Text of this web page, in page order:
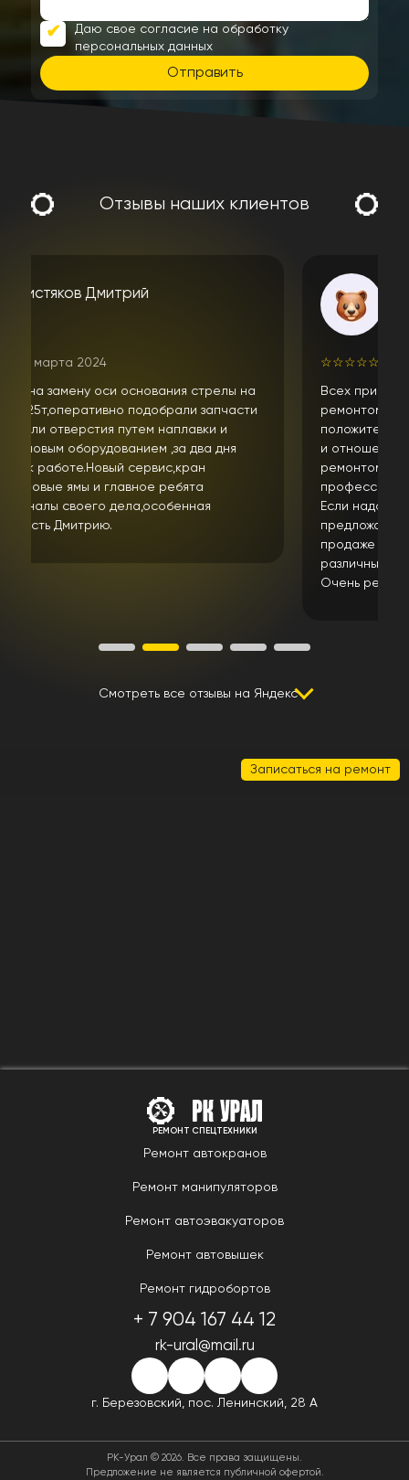
Даю свое согласие на обработку
персональных данных
Отправить
Отзывы наших клиентов
алексей л.
☆ ☆☆☆
Всех приветствую. Неоднократно обращался за
ремонтом спецтехники в данный сервис. Только
положительные впечатления от ремонта техники
и отношения к клиенту. Парни занимаются
ремонтом не первый год и очень
профессионально подходят к своей работе.
Если надо сами найдут и купят запчасть или
предложат решение проблемы если ее нет в
продаже ( что сейчас не редкость)Имеют
различные станки. Что мне лично очень помогло.
Смотреть все отзывы на Яндекс
Записаться на ремонт
РЕМОНТ СПЕЦТЕХНИКИ
Ремонт автокранов
Ремонт манипуляторов
Ремонт автоэвакуаторов
Ремонт автовышек
Ремонт гидробортов
+ 7 904 167 44 12
rk-ural@mail.ru
г. Березовский, пос. Ленинский, 28 А
РК-Урал © 2026. Все права защищены.
Предложение не является публичной офертой.